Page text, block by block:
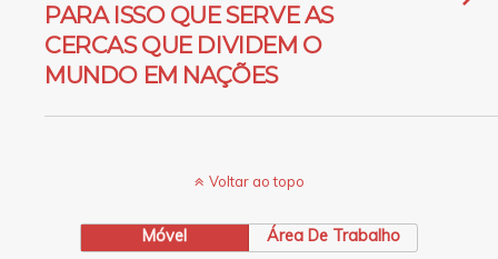
PARA ISSO QUE SERVE AS
CERCAS QUE DIVIDEM O
MUNDO EM NAÇÕES
Voltar ao topo
Móvel Área De Trabalho